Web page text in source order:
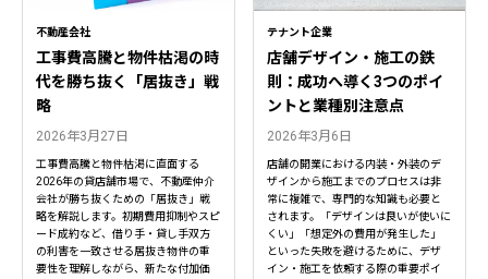
不動産会社
工事費高騰と物件枯渇の時
代を勝ち抜く「居抜き」戦
略
2026年3月27日
工事費高騰と物件枯渇に直面する
2026年の貸店舗市場で、不動産仲介
会社が勝ち抜くための「居抜き」戦
略を解説します。初期費用抑制やスピ
ード成約など、借り手・貸し手双方
の利害を一致させる居抜き物件の重
要性を理解しながら、新たな付加価
テナント企業
店舗デザイン・施工の鉄
則：成功へ導く3つのポイ
ントと業種別注意点
2026年3月6日
店舗の開業における内装・外装のデ
ザインから施工までのプロセスは非
常に複雑で、専門的な知識も必要と
されます。「デザインは良いが使いに
くい」「想定外の費用が発生した」
といった失敗を避けるために、デザ
イン・施工を依頼する際の重要ポイ